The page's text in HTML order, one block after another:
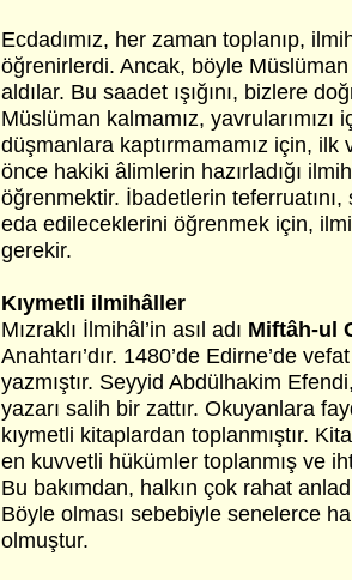
Ecdadımız, her zaman toplanıp,
öğrenirlerdi. Ancak, böyle Müslüman
aldılar. Bu saadet ışığını, bizlere
Müslüman kalmamız, yavrularımızı
düşmanlara kaptırmamamız için,
önce hakiki âlimlerin hazırladığı
öğrenmektir. İbadetlerin teferruatını,
eda edileceklerini öğrenmek için,
gerekir.
Kıymetli ilmihâller
Mızraklı İlmihâl’in asıl adı Miftâh-ul
Anahtarı’dır. 1480’de Edirne’de
yazmıştır. Seyyid Abdülhakim
yazarı salih bir zattır. Okuyanlara
kıymetli kitaplardan toplanmıştır.
en kuvvetli hükümler toplanmış ve
Bu bakımdan, halkın çok rahat
Böyle olması sebebiyle senelerce
olmuştur.